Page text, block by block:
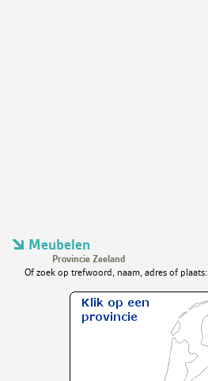
Meubelen
Provincie Zeeland
Of zoek op trefwoord, naam, adres of plaats: